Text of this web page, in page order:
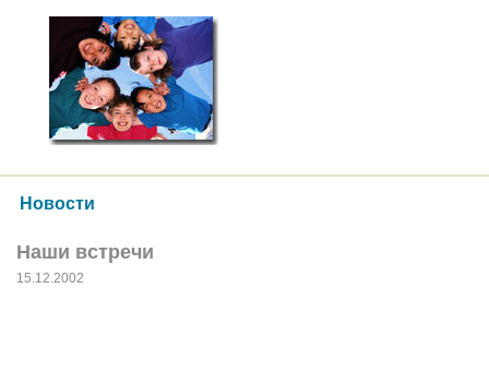
Новости
Наши встречи
15.12.2002